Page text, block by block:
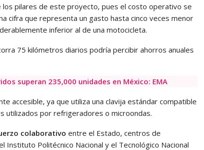
los pilares de este proyecto, pues el costo operativo se
cifra que representa un gasto hasta cinco veces menor
inferior al de una motocicleta.
75 kilómetros diarios podría percibir ahorros anuales
superan 235,000 unidades en México: EMA
accesible, ya que utiliza una clavija estándar compatible
utilizados por refrigeradores o microondas.
colaborativo entre el Estado, centros de
Politécnico Nacional y el Tecnológico Nacional